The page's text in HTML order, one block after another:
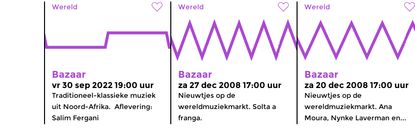
Wereld
Bazaar
vr 30 sep 2022 19:00 uur
Traditioneel-klassieke muziek
uit Noord-Afrika. Aflevering:
Salim Fergani
Wereld
Bazaar
za 27 dec 2008 17:00 uur
Nieuwtjes op de
wereldmuziekmarkt. Solta a
franga.
Wereld
Bazaar
za 20 dec 2008 17:00 uur
Nieuwtjes op de
wereldmuziekmarkt. Ana
Moura, Nynke Laverman en...